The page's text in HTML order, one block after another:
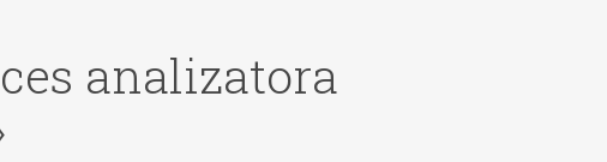
analizatora